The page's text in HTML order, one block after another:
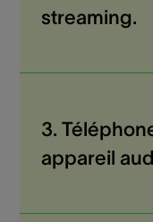
streaming.
3.
appareil